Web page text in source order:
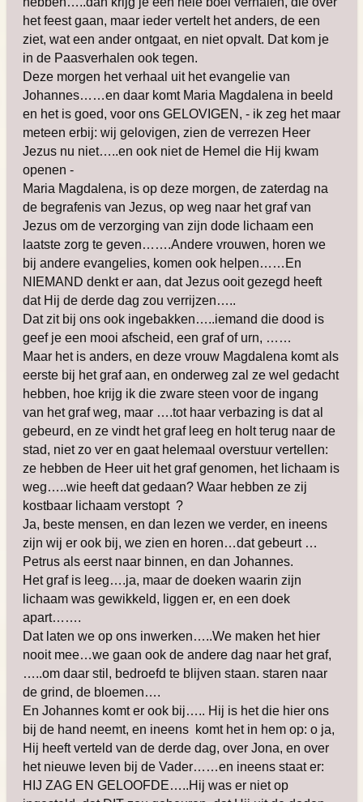
het feest gaan, maar ieder vertelt het anders, de een
ziet, wat een ander ontgaat, en niet opvalt. Dat kom je
in de Paasverhalen ook tegen.
Deze morgen het verhaal uit het evangelie van
Johannes……en daar komt Maria Magdalena in beeld
en het is goed, voor ons GELOVIGEN, - ik zeg het maar
meteen erbij: wij gelovigen, zien de verrezen Heer
Jezus nu niet…..en ook niet de Hemel die Hij kwam
openen -
Maria Magdalena, is op deze morgen, de zaterdag na
de begrafenis van Jezus, op weg naar het graf van
Jezus om de verzorging van zijn dode lichaam een
laatste zorg te geven…….Andere vrouwen, horen we
bij andere evangelies, komen ook helpen……En
NIEMAND denkt er aan, dat Jezus ooit gezegd heeft
dat Hij de derde dag zou verrijzen…..
Dat zit bij ons ook ingebakken…..iemand die dood is
geef je een mooi afscheid, een graf of urn, ……
Maar het is anders, en deze vrouw Magdalena komt als
eerste bij het graf aan, en onderweg zal ze wel gedacht
hebben, hoe krijg ik die zware steen voor de ingang
van het graf weg, maar ….tot haar verbazing is dat al
gebeurd, en ze vindt het graf leeg en holt terug naar de
stad, niet zo ver en gaat helemaal overstuur vertellen:
ze hebben de Heer uit het graf genomen, het lichaam is
weg…..wie heeft dat gedaan? Waar hebben ze zij
kostbaar lichaam verstopt ?
Ja, beste mensen, en dan lezen we verder, en ineens
zijn wij er ook bij, we zien en horen…dat gebeurt …
Petrus als eerst naar binnen, en dan Johannes.
Het graf is leeg….ja, maar de doeken waarin zijn
lichaam was gewikkeld, liggen er, en een doek
apart…….
Dat laten we op ons inwerken…..We maken het hier
nooit mee…we gaan ook de andere dag naar het graf,
…..om daar stil, bedroefd te blijven staan. staren naar
de grind, de bloemen….
En Johannes komt er ook bij….. Hij is het die hier ons
bij de hand neemt, en ineens komt het in hem op: o ja,
Hij heeft verteld van de derde dag, over Jona, en over
het nieuwe leven bij de Vader……en ineens staat er:
HIJ ZAG EN GELOOFDE…..Hij was er niet op